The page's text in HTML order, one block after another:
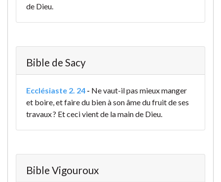
de Dieu.
Bible de Sacy
Ecclésiaste 2. 24 - Ne vaut-il pas mieux manger
et boire, et faire du bien à son âme du fruit de ses
travaux ? Et ceci vient de la main de Dieu.
Bible Vigouroux